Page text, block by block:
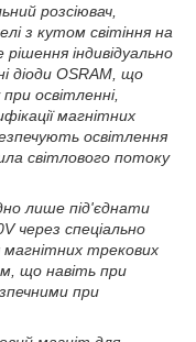
розсіювач,
з кутом світіння на
рішення індивідуально
діоди OSRAM, що
освітленні,
магнітних
освітлення
світлового потоку
лише під'єднати
через спеціально
магнітних трекових
що навіть при
при